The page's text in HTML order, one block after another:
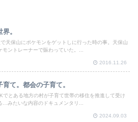
。
天保山にポケモンをゲットしに行った時の事。天保山
モントレーナーで賑わっていた。...
2016.11.26
育て。都会の子育て。
でとある地方の村が子育て世帯の移住を推進して受け
…みたいな内容のドキュメンタリ...
2024.09.03